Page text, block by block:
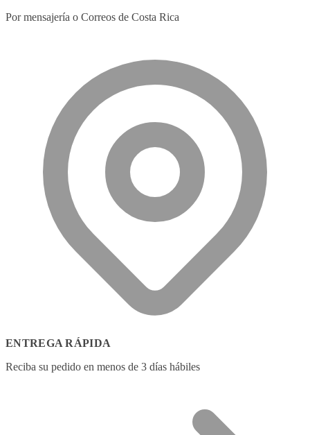
Por mensajería o Correos de Costa Rica
ENTREGA RÁPIDA
Reciba su pedido en menos de 3 días hábiles